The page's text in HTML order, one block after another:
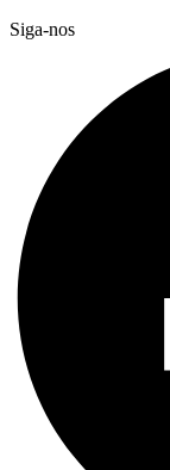
Siga-nos